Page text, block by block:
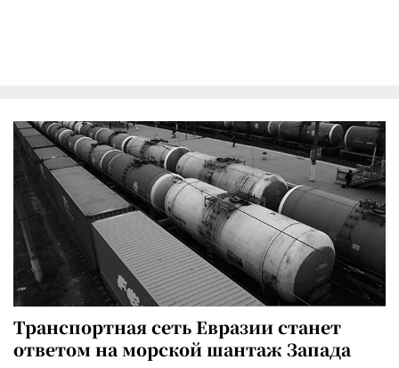
Транспортная сеть Евразии станет
ответом на морской шантаж Запада